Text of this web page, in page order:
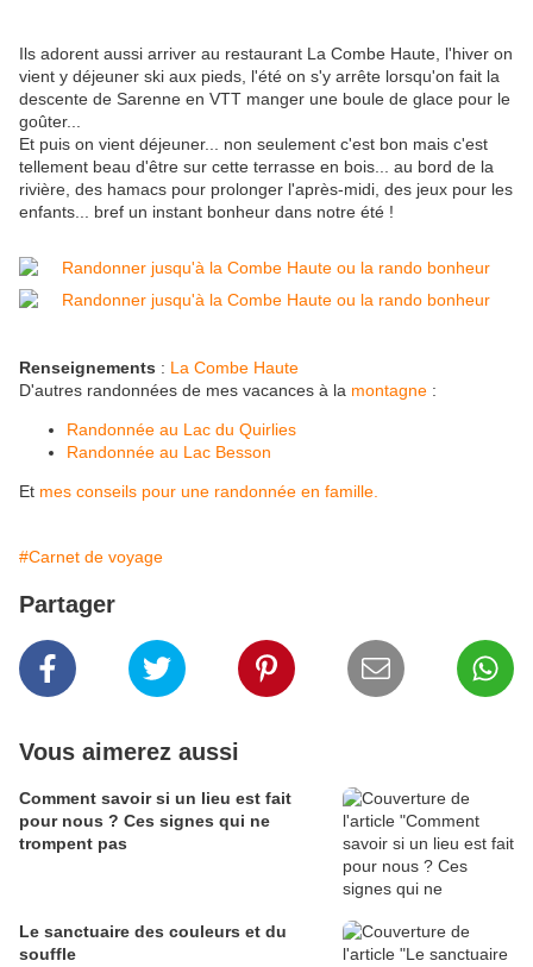
Ils adorent aussi arriver au restaurant La Combe Haute, l'hiver on
vient y déjeuner ski aux pieds, l'été on s'y arrête lorsqu'on fait la
descente de Sarenne en VTT manger une boule de glace pour le
goûter...
Et puis on vient déjeuner... non seulement c'est bon mais c'est
tellement beau d'être sur cette terrasse en bois... au bord de la
rivière, des hamacs pour prolonger l'après-midi, des jeux pour les
enfants... bref un instant bonheur dans notre été !
Renseignements : La Combe Haute
D'autres randonnées de mes vacances à la montagne :
Randonnée au Lac du Quirlies
Randonnée au Lac Besson
Et mes conseils pour une randonnée en famille.
#Carnet de voyage
Partager
Vous aimerez aussi
Comment savoir si un lieu est fait
pour nous ? Ces signes qui ne
trompent pas
Le sanctuaire des couleurs et du
souffle